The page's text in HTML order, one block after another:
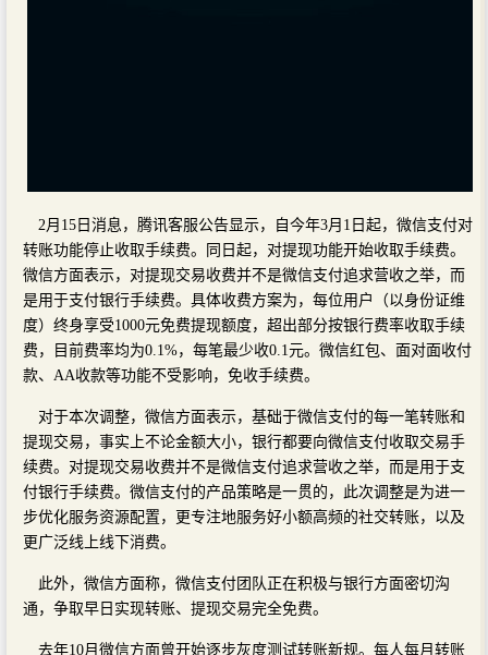
2月15日消息，腾讯客服公告显示，自今年3月1日起，微信支付对
转账功能停止收取手续费。同日起，对提现功能开始收取手续费。
微信方面表示，对提现交易收费并不是微信支付追求营收之举，而
是用于支付银行手续费。具体收费方案为，每位用户（以身份证维
度）终身享受1000元免费提现额度，超出部分按银行费率收取手续
费，目前费率均为0.1%，每笔最少收0.1元。微信红包、面对面收付
款、AA收款等功能不受影响，免收手续费。
对于本次调整，微信方面表示，基础于微信支付的每一笔转账和
提现交易，事实上不论金额大小，银行都要向微信支付收取交易手
续费。对提现交易收费并不是微信支付追求营收之举，而是用于支
付银行手续费。微信支付的产品策略是一贯的，此次调整是为进一
步优化服务资源配置，更专注地服务好小额高频的社交转账，以及
更广泛线上线下消费。
此外，微信方面称，微信支付团队正在积极与银行方面密切沟
通，争取早日实现转账、提现交易完全免费。
去年10月微信方面曾开始逐步灰度测试转账新规。每人每月转账